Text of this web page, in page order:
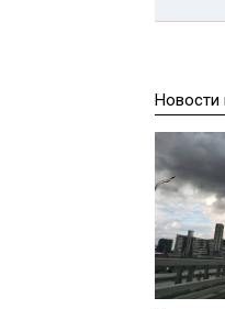
Новости